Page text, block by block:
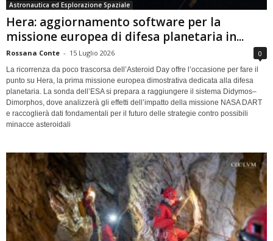
Astronautica ed Esplorazione Spaziale
Hera: aggiornamento software per la
missione europea di difesa planetaria in...
Rossana Conte - 15 Luglio 2026 0
La ricorrenza da poco trascorsa dell’Asteroid Day offre l’occasione per fare il
punto su Hera, la prima missione europea dimostrativa dedicata alla difesa
planetaria. La sonda dell’ESA si prepara a raggiungere il sistema Didymos–
Dimorphos, dove analizzerà gli effetti dell’impatto della missione NASA DART
e raccoglierà dati fondamentali per il futuro delle strategie contro possibili
minacce asteroidali